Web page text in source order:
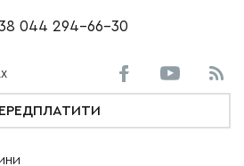
044 294-66-30